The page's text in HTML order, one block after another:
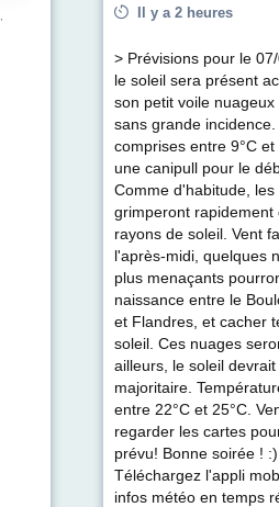
Il y a 2 heures
> Prévisions pour le
le soleil sera présent
son petit voile nuageux
sans grande
comprises entre 9°C
une canipull pour le
Comme d'habitude,
grimperont rapidement
rayons de soleil. Vent
l'après-midi, quelques
plus menaçants
naissance entre le
et Flandres, et cacher
soleil. Ces nuages
ailleurs, le soleil
majoritaire.
entre 22°C et 25°C.
regarder les cartes
prévu! Bonne soirée !
Téléchargez l'appli
infos météo en temps